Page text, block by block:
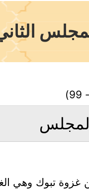
غزوة تبوك وهي